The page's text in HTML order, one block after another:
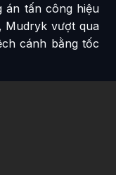
án tấn công hiệu
Mudryk vượt qua
cánh bằng tốc